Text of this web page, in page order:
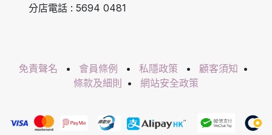
分店電話 : 5694 0481
免責聲名 • 會員條例 • 私隱政策 • 顧客須知 •
條款及細則 • 網站安全政策